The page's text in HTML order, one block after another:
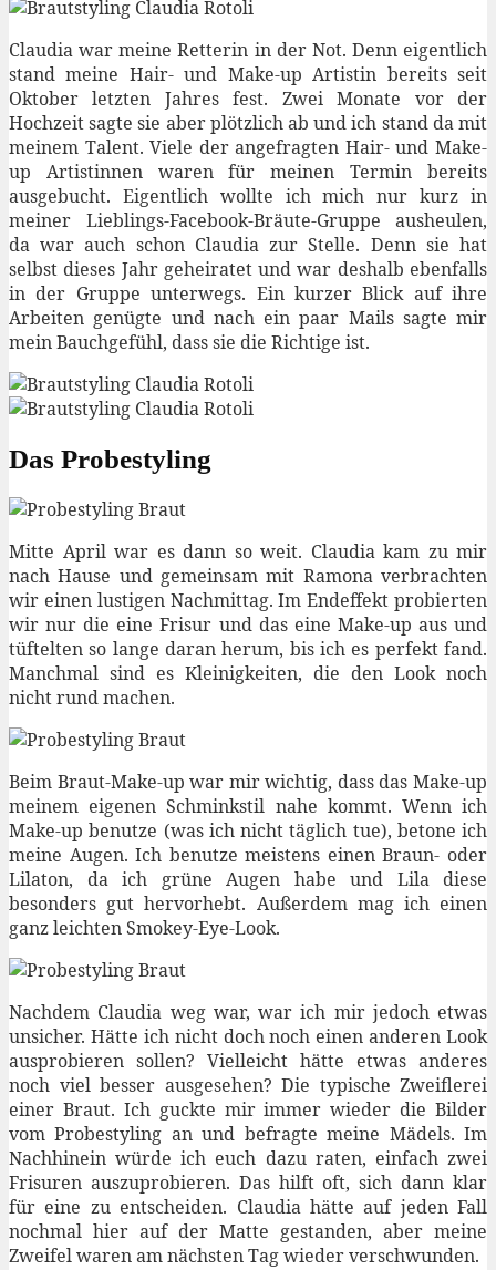
Claudia war meine Retterin in der Not. Denn eigentlich
stand meine Hair- und Make-up Artistin bereits seit
Oktober letzten Jahres fest. Zwei Monate vor der
Hochzeit sagte sie aber plötzlich ab und ich stand da mit
meinem Talent. Viele der angefragten Hair- und Make-
up Artistinnen waren für meinen Termin bereits
ausgebucht. Eigentlich wollte ich mich nur kurz in
meiner Lieblings-Facebook-Bräute-Gruppe ausheulen,
da war auch schon Claudia zur Stelle. Denn sie hat
selbst dieses Jahr geheiratet und war deshalb ebenfalls
in der Gruppe unterwegs. Ein kurzer Blick auf ihre
Arbeiten genügte und nach ein paar Mails sagte mir
mein Bauchgefühl, dass sie die Richtige ist.
Das Probestyling
Mitte April war es dann so weit. Claudia kam zu mir
nach Hause und gemeinsam mit Ramona verbrachten
wir einen lustigen Nachmittag. Im Endeffekt probierten
wir nur die eine Frisur und das eine Make-up aus und
tüftelten so lange daran herum, bis ich es perfekt fand.
Manchmal sind es Kleinigkeiten, die den Look noch
nicht rund machen.
Beim Braut-Make-up war mir wichtig, dass das Make-up
meinem eigenen Schminkstil nahe kommt. Wenn ich
Make-up benutze (was ich nicht täglich tue), betone ich
meine Augen. Ich benutze meistens einen Braun- oder
Lilaton, da ich grüne Augen habe und Lila diese
besonders gut hervorhebt. Außerdem mag ich einen
ganz leichten Smokey-Eye-Look.
Nachdem Claudia weg war, war ich mir jedoch etwas
unsicher. Hätte ich nicht doch noch einen anderen Look
ausprobieren sollen? Vielleicht hätte etwas anderes
noch viel besser ausgesehen? Die typische Zweiflerei
einer Braut. Ich guckte mir immer wieder die Bilder
vom Probestyling an und befragte meine Mädels. Im
Nachhinein würde ich euch dazu raten, einfach zwei
Frisuren auszuprobieren. Das hilft oft, sich dann klar
für eine zu entscheiden. Claudia hätte auf jeden Fall
nochmal hier auf der Matte gestanden, aber meine
Zweifel waren am nächsten Tag wieder verschwunden.